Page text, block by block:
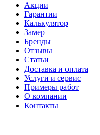
Акции
Гарантии
Калькулятор
Замер
Бренды
Отзывы
Статьи
Доставка и оплата
Услуги и сервис
Примеры работ
О компании
Контакты